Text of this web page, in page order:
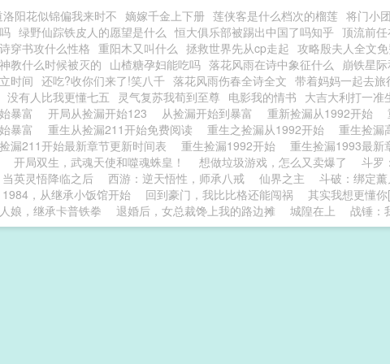
洛阳花似锦偏我来时不 嫡嫁千金上下册 莲侠客是什么档次的榴莲 将门小
绿野仙踪铁皮人的愿望是什么 恒大俱乐部被踢出中国了吗知乎 顶流前
穿书攻什么性格 重阳木又叫什么 拯救世界先从cp走起 攻略殷夫人全文
教什么时候被灭的
山楂糖孕妇能吃吗 落花风雨在诗中象征什么 崩铁星
时间 还吃?收你们来了!笑八千 落花风雨伤春全诗全文 带着妈妈一起去旅
没有人比我更懂七五 灵气复苏我荀到至尊 电影我的情书 大吉大利打一准
暴富
开局从捡漏开始123 从捡漏开始到暴富 重新捡漏从1992开始
暴富
重生从捡漏211开始免费阅读 重生之捡漏从1992开始 重生捡漏
漏211开始最新章节更新时间表
重生捡漏1992开始 重生捡漏1993最新
开局双生，武魂天使和噬魂蛛皇！ 想做垃圾游戏，怎么又卖爆了 斗罗
当英灵悟降临之后 西游：逆天悟性，师承八戒 仙界之主 斗破：绑定
1984，从继承小饭馆开始 回到豪门，我比比格还能闯祸 其实我想更懂你
娘，继承卡普铁拳
退婚后，女总裁馋上我的路边摊 城隍在上 战锤：